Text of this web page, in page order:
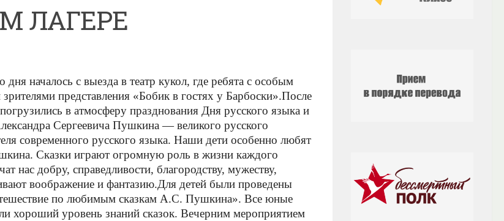
ЛАГЕРЕ
дня началось с выезда в театр кукол, где ребята с особым
зрителями представления «Бобик в гостях у Барбоски».После
в атмосферу празднования Дня русского языка и
Сергеевича Пушкина — великого русского
современного русского языка. Наши дети особенно любят
Сказки играют огромную роль в жизни каждого
нас добру, справедливости, благородству, мужеству,
воображение и фантазию.Для детей были проведены
по любимым сказкам А.С. Пушкина». Все юные
хороший уровень знаний сказок. Вечерним мероприятием